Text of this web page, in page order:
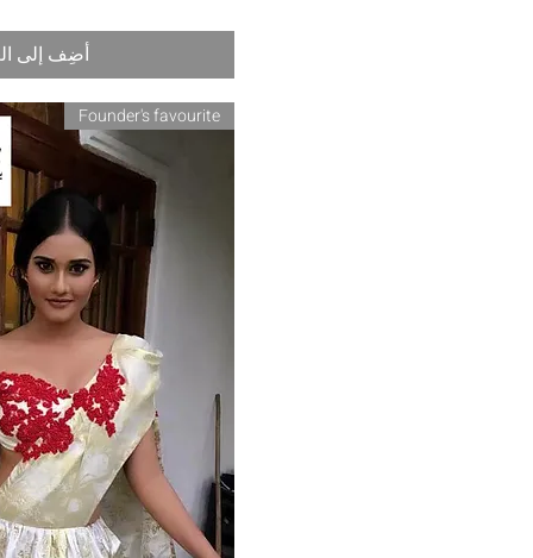
أضِف إلى
Founder's favourite